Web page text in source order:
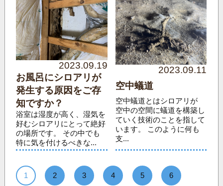
2023.09.19
お風呂にシロアリが
発生する原因をご存
知ですか？
浴室は湿度が高く、湿気を
好むシロアリにとって絶好
の場所です。 その中でも
特に気を付けるべきな...
2023.09.11
空中蟻道
空中蟻道とはシロアリが
空中の空間に蟻道を構築し
ていく技術のことを指して
います。 このように何も
支...
1 2 3 4 5 6